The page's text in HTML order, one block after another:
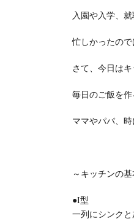
入園や入学、
忙しかったので
さて、今日は
毎日のご飯を作
ママやパパ、
～キッチンの
●I型
一列にシンク